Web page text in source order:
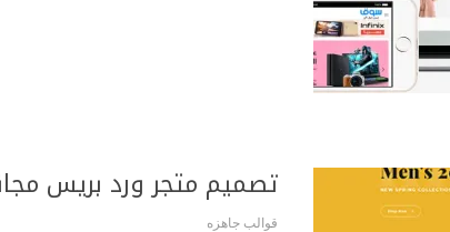
تصميم متجر ورد بريس مجاني يحتوى
قوالب جاهزه